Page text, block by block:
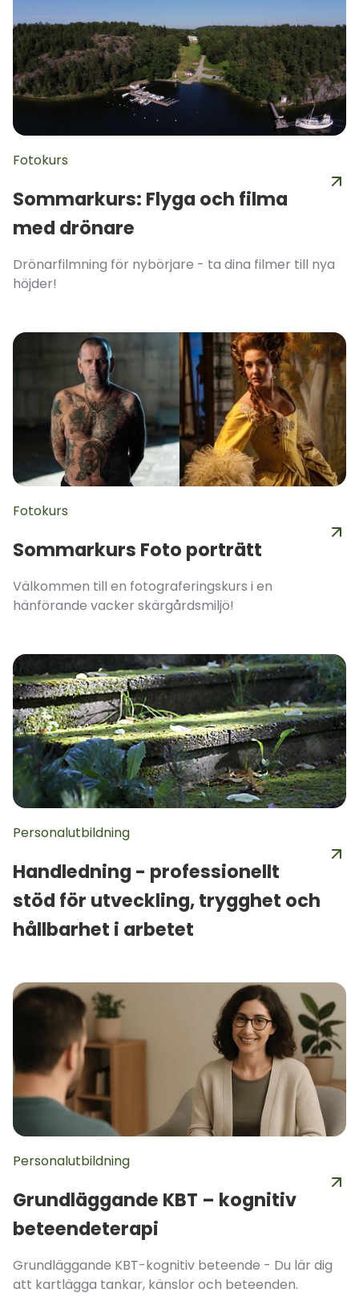
Fotokurs
Sommarkurs: Flyga och filma
med drönare
Drönarfilmning för nybörjare - ta dina filmer till nya
höjder!
Fotokurs
Sommarkurs Foto porträtt
Välkommen till en fotograferingskurs i en
hänförande vacker skärgårdsmiljö!
Personalutbildning
Handledning - professionellt
stöd för utveckling, trygghet och
hållbarhet i arbetet
Personalutbildning
Grundläggande KBT – kognitiv
beteendeterapi
Grundläggande KBT-kognitiv beteende - Du lär dig
att kartlägga tankar, känslor och beteenden.